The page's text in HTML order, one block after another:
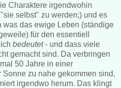
Charaktere irgendwohin
selbst" zu werden;) und es
was das ewige Leben (ständige
für den essentiell
bedeutet- und dass viele
gemacht sind. Da verbringen
50 Jahre in einer
zu nahe gekommen sind,
irgendwo herum. Das klingt